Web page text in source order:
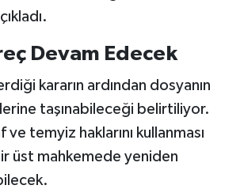
Devam Edecek
kararın ardından dosyanın
taşınabileceği belirtiliyor.
ve temyiz haklarını kullanması
üst mahkemede yeniden